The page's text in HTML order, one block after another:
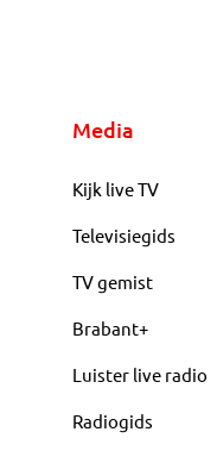
Media
Kijk live TV
Televisiegids
TV gemist
Brabant+
Luister live radio
Radiogids